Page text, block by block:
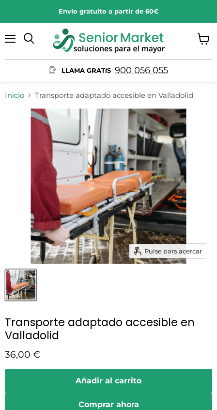
Envío gratuito a partir de 60€
LLAMA GRATIS 900 056 055
Inicio Transporte adaptado accesible en Valladolid
Pulse para acercar
Transporte adaptado accesible en
Valladolid
Precio actual
36,00 €
Añadir al carrito
Comprar ahora